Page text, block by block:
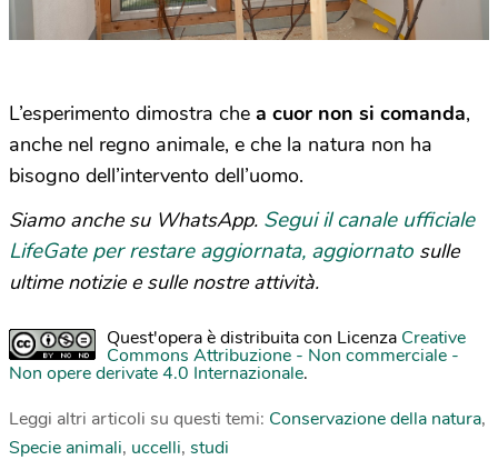
L’esperimento dimostra che a cuor non si comanda,
anche nel regno animale, e che la natura non ha
bisogno dell’intervento dell’uomo.
Siamo anche su WhatsApp. Segui il canale ufficiale
LifeGate per restare aggiornata, aggiornato sulle
ultime notizie e sulle nostre attività.
Quest'opera è distribuita con Licenza Creative
Commons Attribuzione - Non commerciale -
Non opere derivate 4.0 Internazionale.
Leggi altri articoli su questi temi: Conservazione della natura,
Specie animali, uccelli, studi